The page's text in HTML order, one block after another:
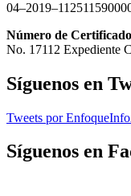
Número de
No. 17112 Expediente
Síguenos en
Tweets por
Síguenos en